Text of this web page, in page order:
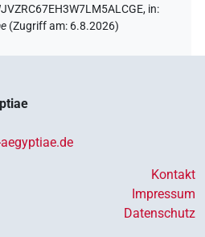
in:
(Zugriff am: 6.8.2026)
Kontakt
Impressum
Datenschutz